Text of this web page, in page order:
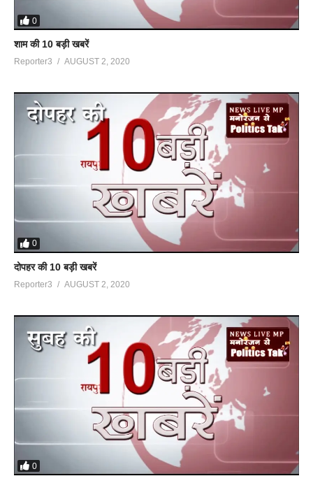
0
शाम की 10 बड़ी खबरें
Reporter3 AUGUST 2, 2020
0
दोपहर की 10 बड़ी खबरें
Reporter3 AUGUST 2, 2020
0